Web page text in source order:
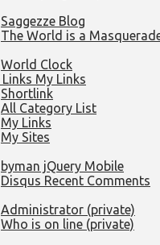
Saggezze Blog
The World is a
World Clock
My Links
Shortlink
All Category List
My Links
My Sites
byman jQuery Mobile
Disqus Recent Comments
Administrator (private)
Who is on line (private)